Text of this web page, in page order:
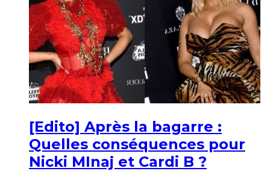
[Edito] Après la bagarre :
Quelles conséquences pour
Nicki MInaj et Cardi B ?